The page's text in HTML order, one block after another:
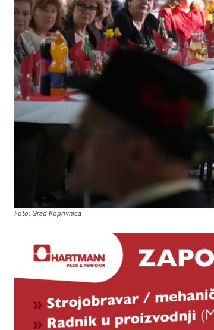
Foto: Grad Koprivnica